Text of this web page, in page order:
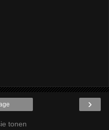
›
tonen